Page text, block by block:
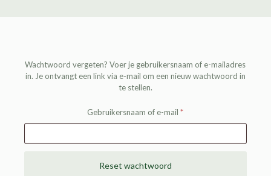
Wachtwoord vergeten? Voer je gebruikersnaam of e-mailadres
in. Je ontvangt een link via e-mail om een nieuw wachtwoord in
te stellen.
Gebruikersnaam of e-mail*Vereist
Reset wachtwoord